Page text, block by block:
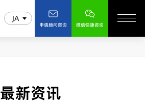
JA
申请顾问咨询 微信快捷咨询
最新资讯